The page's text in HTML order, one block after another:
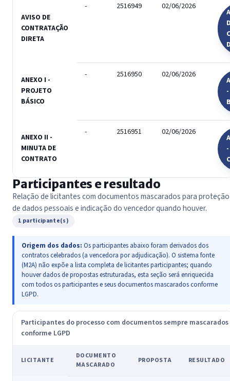
AVISO DE
CONTRATAÇÃO
DIRETA
- 2516949 02/06/2026
ANEXO I -
PROJETO
BÁSICO
- 2516950 02/06/2026
ANEXO II -
MINUTA DE
CONTRATO
- 2516951 02/06/2026
Participantes e resultado
Relação de licitantes com documentos mascarados para proteção
de dados pessoais e indicação do vencedor quando houver.
1 participante(s)
Origem dos dados: Os participantes abaixo foram derivados dos
contratos celebrados (a vencedora por adjudicação). O sistema fonte
(M2A) não expõe a lista completa de licitantes participantes; quando
houver dados de propostas estruturadas, esta seção será enriquecida
com todos os participantes e seus documentos mascarados conforme
LGPD.
Participantes do processo com documentos sempre mascarados
conforme LGPD
LICITANTE
DOCUMENTO
MASCARADO
PROPOSTA RESULTADO